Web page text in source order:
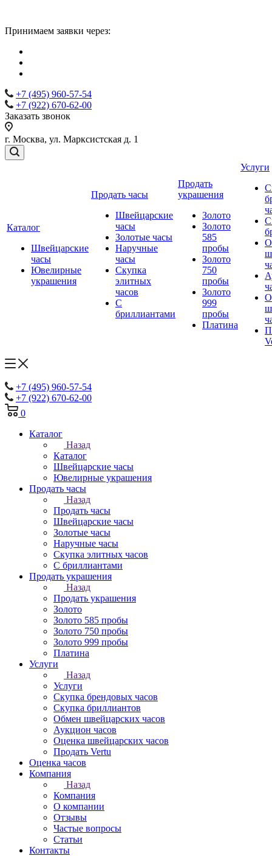
Принимаем заявки через:
+7 (495) 960-57-54
+7 (922) 670-62-00
Заказать звонок
г. Москва, ул. Марксистская д. 1
Каталог
Швейцарские
часы
Ювелирные
украшения
Продать часы
Швейцарские
часы
Золотые часы
Наручные
часы
Скупка
элитных
часов
С
бриллиантами
Продать
украшения
Золото
Золото
585
пробы
Золото
750
пробы
Золото
999
пробы
Платина
Услуги
+7 (495) 960-57-54
+7 (922) 670-62-00
0
Каталог
Назад
Каталог
Швейцарские часы
Ювелирные украшения
Продать часы
Назад
Продать часы
Швейцарские часы
Золотые часы
Наручные часы
Скупка элитных часов
С бриллиантами
Продать украшения
Назад
Продать украшения
Золото
Золото 585 пробы
Золото 750 пробы
Золото 999 пробы
Платина
Услуги
Назад
Услуги
Скупка брендовых часов
Скупка бриллиантов
Обмен швейцарских часов
Аукцион часов
Оценка швейцарских часов
Продать Vertu
Оценка часов
Компания
Назад
Компания
О компании
Отзывы
Частые вопросы
Статьи
Контакты